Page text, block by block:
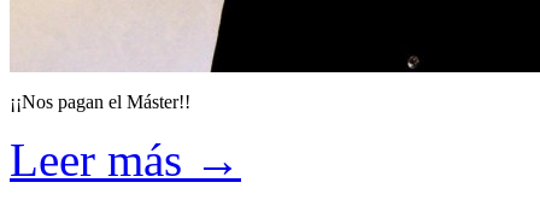
¡¡Nos pagan el Máster!!
Leer más →